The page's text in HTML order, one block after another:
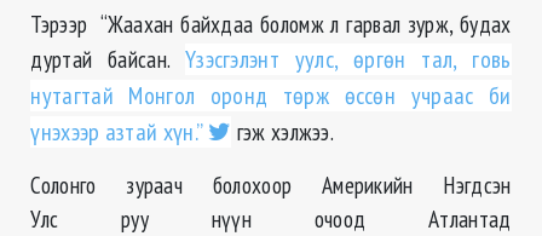
Тэрээр “Жаахан байхдаа боломж л гарвал зурж, будах
дуртай байсан. Үзэсгэлэнт уулс, өргөн тал, говь
нутагтай Монгол оронд төрж өссөн учраас би
үнэхээр азтай хүн.”
гэж хэлжээ.
Солонго зураач болохоор Америкийн Нэгдсэн
Улс руу нүүн очоод Атлантад